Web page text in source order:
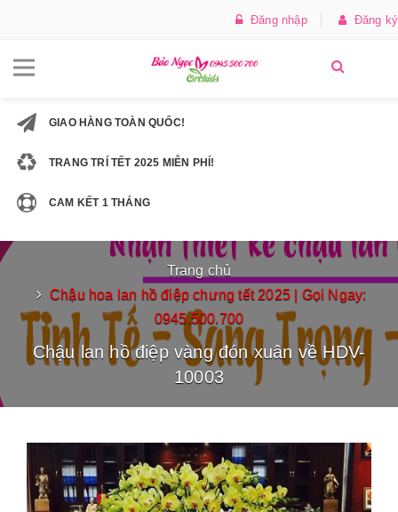
Đăng nhập Đăng ký
GIAO HÀNG TOÀN QUỐC!
TRANG TRÍ TẾT 2025 MIỄN PHÍ!
CAM KẾT 1 THÁNG
Trang chủ
Chậu hoa lan hồ điệp chưng tết 2025 | Gọi Ngay:
0945.500.700
Chậu lan hồ điệp vàng đón xuân về HDV-
10003